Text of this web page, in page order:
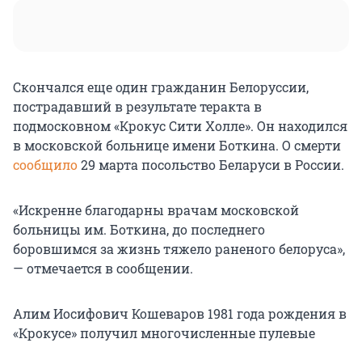
Скончался еще один гражданин Белоруссии,
пострадавший в результате теракта в
подмосковном «Крокус Сити Холле». Он находился
в московской больнице имени Боткина. О смерти
сообщило29 марта посольство Беларуси в России.
«Искренне благодарны врачам московской
больницы им. Боткина, до последнего
боровшимся за жизнь тяжело раненого белоруса»,
— отмечается в сообщении.
Алим Иосифович Кошеваров 1981 года рождения в
«Крокусе» получил многочисленные пулевые